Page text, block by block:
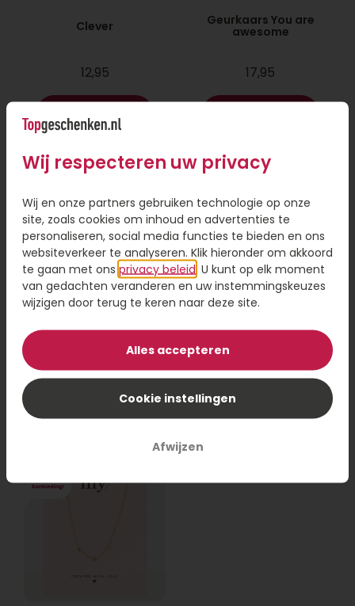
Clever
12,95
Geurkaars You are
awesome
17,95
ketting hartjes
14,95
Bestel
& Relax
39,95
Bestel
Wij respecteren uw privacy
Wij en onze partners gebruiken technologie op onze
site, zoals cookies om inhoud en advertenties te
personaliseren, social media functies te bieden en ons
websiteverkeer te analyseren. Klik hieronder om akkoord
te gaan met ons privacy beleid . U kunt op elk moment
van gedachten veranderen en uw instemmingskeuzes
wijzigen door terug te keren naar deze site.
Alles accepteren
Cookie instellingen
Afwijzen